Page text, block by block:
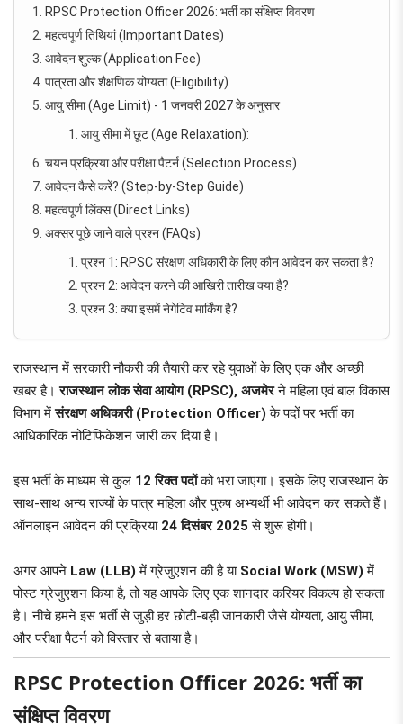
RPSC Protection Officer 2026: भर्ती का संक्षिप्त विवरण
महत्वपूर्ण तिथियां (Important Dates)
आवेदन शुल्क (Application Fee)
पात्रता और शैक्षणिक योग्यता (Eligibility)
आयु सीमा (Age Limit) - 1 जनवरी 2027 के अनुसार
आयु सीमा में छूट (Age Relaxation):
चयन प्रक्रिया और परीक्षा पैटर्न (Selection Process)
आवेदन कैसे करें? (Step-by-Step Guide)
महत्वपूर्ण लिंक्स (Direct Links)
अक्सर पूछे जाने वाले प्रश्न (FAQs)
प्रश्न 1: RPSC संरक्षण अधिकारी के लिए कौन आवेदन कर सकता है?
प्रश्न 2: आवेदन करने की आखिरी तारीख क्या है?
प्रश्न 3: क्या इसमें नेगेटिव मार्किंग है?
राजस्थान में सरकारी नौकरी की तैयारी कर रहे युवाओं के लिए एक और अच्छी
खबर है।राजस्थान लोक सेवा आयोग (RPSC), अजमेरने महिला एवं बाल विकास
विभाग मेंसंरक्षण अधिकारी (Protection Officer) के पदों पर भर्ती का
आधिकारिक नोटिफिकेशन जारी कर दिया है।
इस भर्ती के माध्यम से कुल 12 रिक्त पदोंको भरा जाएगा। इसके लिए राजस्थान के
साथ-साथ अन्य राज्यों के पात्र महिला और पुरुष अभ्यर्थी भी आवेदन कर सकते हैं।
ऑनलाइन आवेदन की प्रक्रिया 24 दिसंबर 2025 से शुरू होगी।
अगर आपने Law (LLB) में ग्रेजुएशन की है या Social Work (MSW) में
पोस्ट ग्रेजुएशन किया है, तो यह आपके लिए एक शानदार करियर विकल्प हो सकता
है। नीचे हमने इस भर्ती से जुड़ी हर छोटी-बड़ी जानकारी जैसे योग्यता, आयु सीमा,
और परीक्षा पैटर्न को विस्तार से बताया है।
RPSC Protection Officer 2026: भर्ती का
संक्षिप्त विवरण